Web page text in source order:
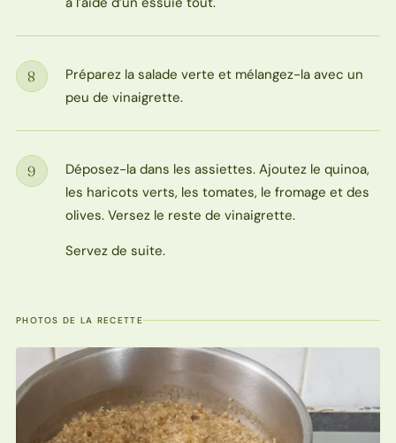
Étape
8
Préparez la salade verte et mélangez-la avec un
peu de vinaigrette.
Étape
9
Déposez-la dans les assiettes. Ajoutez le quinoa,
les haricots verts, les tomates, le fromage et des
olives. Versez le reste de vinaigrette.
Servez de suite.
PHOTOS DE LA RECETTE